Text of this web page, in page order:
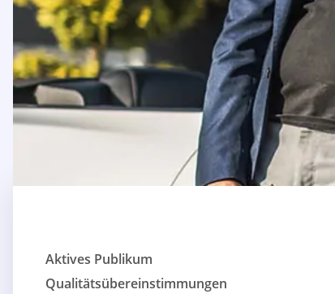
Aktives Publikum
Qualitätsübereinstimmungen